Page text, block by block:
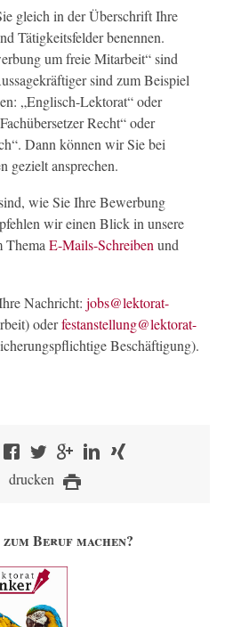
gleich in der Überschrift Ihre
Tätigkeitsfelder benennen.
um freie Mitarbeit“ sind
sind zum Beispiel
„Englisch-Lektorat“ oder
Recht“ oder
Dann können wir Sie bei
gezielt ansprechen.
wie Sie Ihre Bewerbung
wir einen Blick in unsere
Thema E-Mails-Schreiben und
Nachricht: jobs@lektorat-
oderfestanstellung@lektorat-
Beschäftigung).
drucken
Beruf machen?